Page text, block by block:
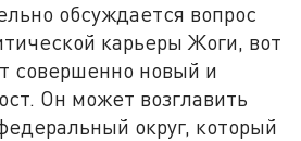
обсуждается вопрос
карьеры Жоги, вот
совершенно новый и
Он может возглавить
округ, который